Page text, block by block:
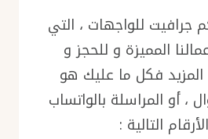
جرافيت للواجهات ، التي
المميزة و للحجز و
فكل ما عليك هو
، أو المراسلة بالواتساب
التالية :